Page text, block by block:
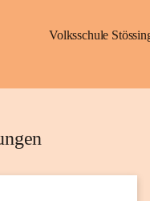
Volksschule